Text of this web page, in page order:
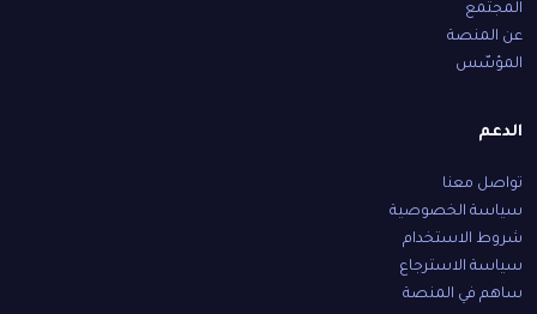
المجتمع
عن المنصة
المؤسّس
الدعم
تواصل معنا
سياسة الخصوصية
شروط الاستخدام
سياسة الاسترجاع
ساهم في المنصة